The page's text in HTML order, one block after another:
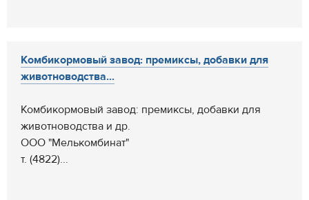
Комбикормовый завод: премиксы, добавки для
животноводства...
Комбикормовый завод: премиксы, добавки для
животноводства и др.
ООО "Мелькомбинат"
т. (4822)...